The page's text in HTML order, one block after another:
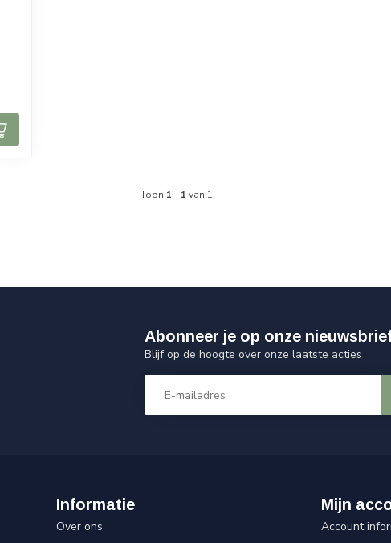
Toon 1 - 1 van 1
Abonneer je op onze
Blijf op de hoogte over onze laatste acties
Informatie
Over ons
Mijn
Account